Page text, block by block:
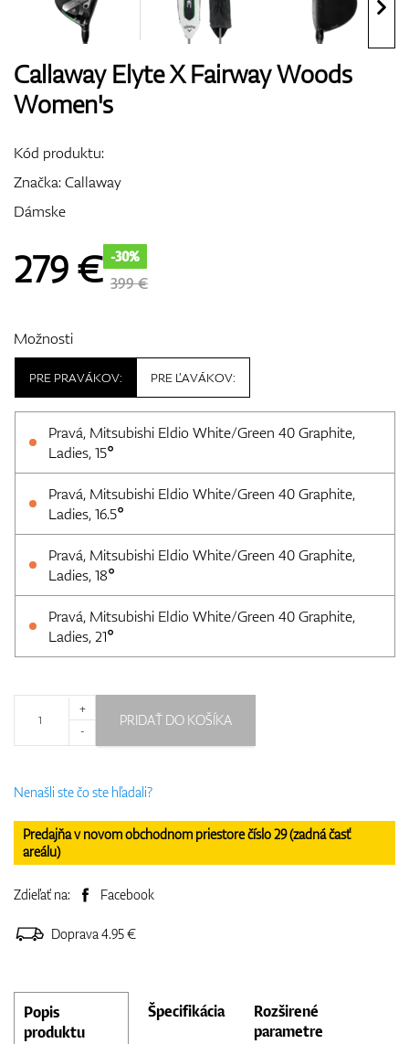
Bagy
Darčekové poukážky
Callaway Elyte X Fairway Woods
Women's
Kód produktu:
Značka:Callaway
Dámske
279€ -30%
399 €
Možnosti
PRE PRAVÁKOV:
Pravá, Mitsubishi Eldio White/Green 40 Graphite,
Ladies, 15°
Pravá, Mitsubishi Eldio White/Green 40 Graphite,
Ladies, 16.5°
Pravá, Mitsubishi Eldio White/Green 40 Graphite,
Ladies, 18°
Pravá, Mitsubishi Eldio White/Green 40 Graphite,
Ladies, 21°
PRE ĽAVÁKOV:
+
-
PRIDAŤ DO KOŠÍKA
Nenašli ste čo ste hľadali?
Predajňa v novom obchodnom priestore číslo 29 (zadná časť
areálu)
Zdieľať na: Facebook
Doprava 4.95 €
Popis
produktu
Špecifikácia
Rozširené
parametre